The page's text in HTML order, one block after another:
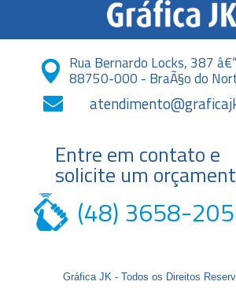
Rua Bernardo Locks, 387
88750-000 - BraÃ§o do
Entre em contato e
solicite um
(48) 3658-
Gráfica JK - Todos os Direitos